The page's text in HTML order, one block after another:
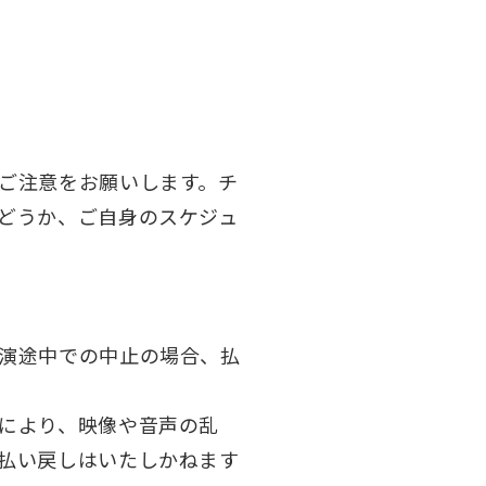
注意をお願いします。チ
うか、ご自身のスケジュ
途中での中止の場合、払
より、映像や音声の乱
い戻しはいたしかねます